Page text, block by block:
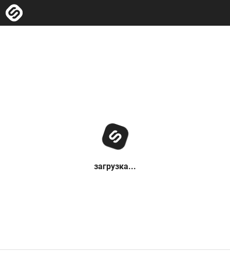
загрузка...